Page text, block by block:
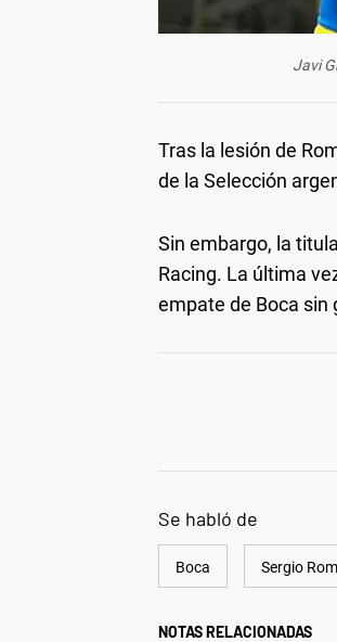
Javi
Tras la lesión de
de la Selección
Sin embargo, la
Racing. La última
empate de Boca sin
Se habló de
Boca Sergio
NOTAS RELACIONADAS